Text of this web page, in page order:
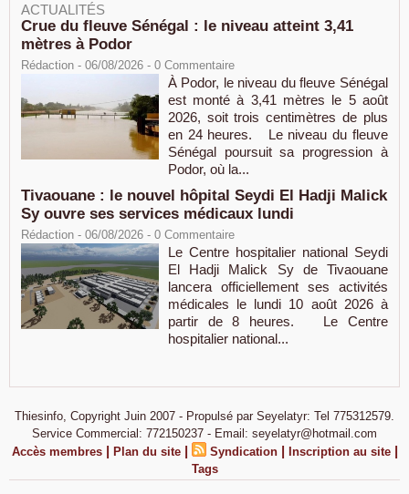
ACTUALITÉS
Crue du fleuve Sénégal : le niveau atteint 3,41
mètres à Podor
Rédaction - 06/08/2026 - 0 Commentaire
À Podor, le niveau du fleuve Sénégal
est monté à 3,41 mètres le 5 août
2026, soit trois centimètres de plus
en 24 heures. Le niveau du fleuve
Sénégal poursuit sa progression à
Podor, où la...
Tivaouane : le nouvel hôpital Seydi El Hadji Malick
Sy ouvre ses services médicaux lundi
Rédaction - 06/08/2026 - 0 Commentaire
Le Centre hospitalier national Seydi
El Hadji Malick Sy de Tivaouane
lancera officiellement ses activités
médicales le lundi 10 août 2026 à
partir de 8 heures. Le Centre
hospitalier national...
Thiesinfo, Copyright Juin 2007 - Propulsé par Seyelatyr: Tel 775312579.
Service Commercial: 772150237 - Email: seyelatyr@hotmail.com
Accès membres | Plan du site | Syndication | Inscription au site |
Tags